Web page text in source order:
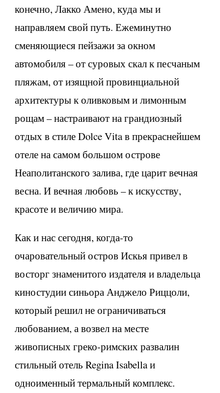
конечно, Лакко Амено, куда мы и
направляем свой путь. Ежеминутно
сменяющиеся пейзажи за окном
автомобиля – от суровых скал к песчаным
пляжам, от изящной провинциальной
архитектуры к оливковым и лимонным
рощам – настраивают на грандиозный
отдых в стиле Dolce Vita в прекраснейшем
отеле на самом большом острове
Неаполитанского залива, где царит вечная
весна. И вечная любовь – к искусству,
красоте и величию мира.
Как и нас сегодня, когда-то
очаровательный остров Искья привел в
восторг знаменитого издателя и владельца
киностудии синьора Анджело Риццоли,
который решил не ограничиваться
любованием, а возвел на месте
живописных греко-римских развалин
стильный отель Regina Isabella и
одноименный термальный комплекс.